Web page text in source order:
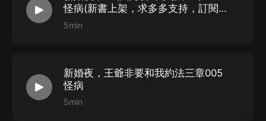
怪病(新書上架，求多多支持，訂閱，
點讚，評論）
5min
新婚夜，王爺非要和我約法三章005
怪病
5min